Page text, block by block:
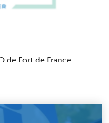
de Fort de France.